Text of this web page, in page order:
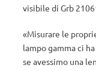
visibile di Grb
«Misurare le
lampo gamma ci
se avessimo una